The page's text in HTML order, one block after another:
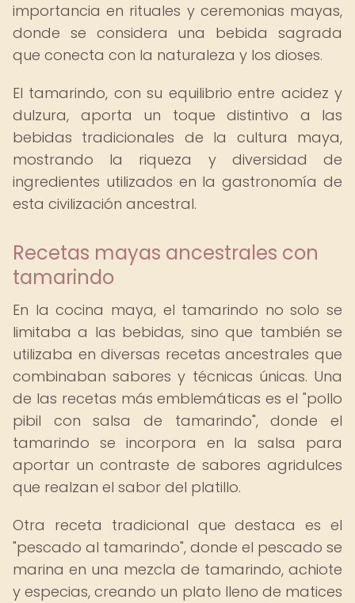
importancia en rituales y ceremonias mayas,
donde se considera una bebida sagrada
que conecta con la naturaleza y los dioses.
El tamarindo, con su equilibrio entre acidez y
dulzura, aporta un toque distintivo a las
bebidas tradicionales de la cultura maya,
mostrando la riqueza y diversidad de
ingredientes utilizados en la gastronomía de
esta civilización ancestral.
Recetas mayas ancestrales con
tamarindo
En la cocina maya, el tamarindo no solo se
limitaba a las bebidas, sino que también se
utilizaba en diversas recetas ancestrales que
combinaban sabores y técnicas únicas. Una
de las recetas más emblemáticas es el "pollo
pibil con salsa de tamarindo", donde el
tamarindo se incorpora en la salsa para
aportar un contraste de sabores agridulces
que realzan el sabor del platillo.
Otra receta tradicional que destaca es el
"pescado al tamarindo", donde el pescado se
marina en una mezcla de tamarindo, achiote
y especias, creando un plato lleno de matices